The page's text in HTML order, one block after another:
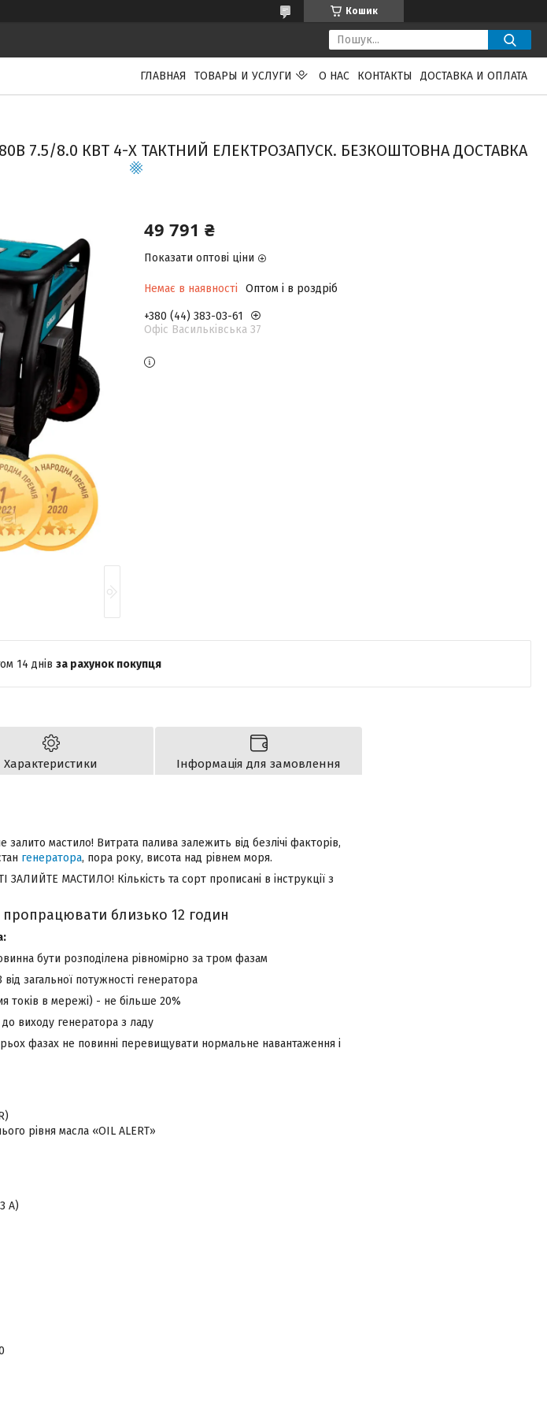
Кошик
ГЛАВНАЯ ТОВАРЫ И УСЛУГИ О НАС КОНТАКТЫ ДОСТАВКА И ОПЛАТА
7.5/8.0 КВТ 4-Х ТАКТНИЙ ЕЛЕКТРОЗАПУСК. БЕЗКОШТОВНА ДОСТАВКА
49 791 ₴
Показати оптові ціни
Немає в наявності Оптом і в роздріб
+380 (44) 383-03-61
Офіс Васильківська 37
14 днів за рахунок покупця
Характеристики Інформація для замовлення
мастило! Витрата палива залежить від безлічі факторів,
генератора, пора року, висота над рівнем моря.
МАСТИЛО! Кількість та сорт прописані в інструкції з
близько 12 годин
бути розподілена рівномірно за тром фазам
загальної потужності генератора
токів в мережі) - не більше 20%
виходу генератора з ладу
фазах не повинні перевищувати нормальне навантаження і
рівня масла «OIL ALERT»
А)